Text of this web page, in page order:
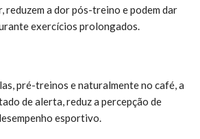
reduzem a dor pós-treino e podem dar
exercícios prolongados.
pré-treinos e naturalmente no café, a
de alerta, reduz a percepção de
esportivo.